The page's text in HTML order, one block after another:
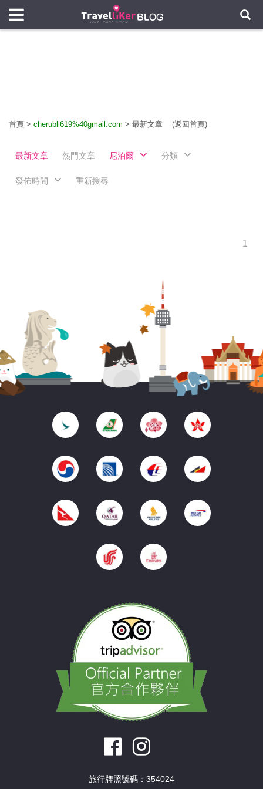
首頁 > cherubli619%40gmail.com > 最新文章 (返回首頁)
最新文章 熱門文章 尼泊爾 分類
發佈時間 重新搜尋
1
旅行牌照號碼：354024